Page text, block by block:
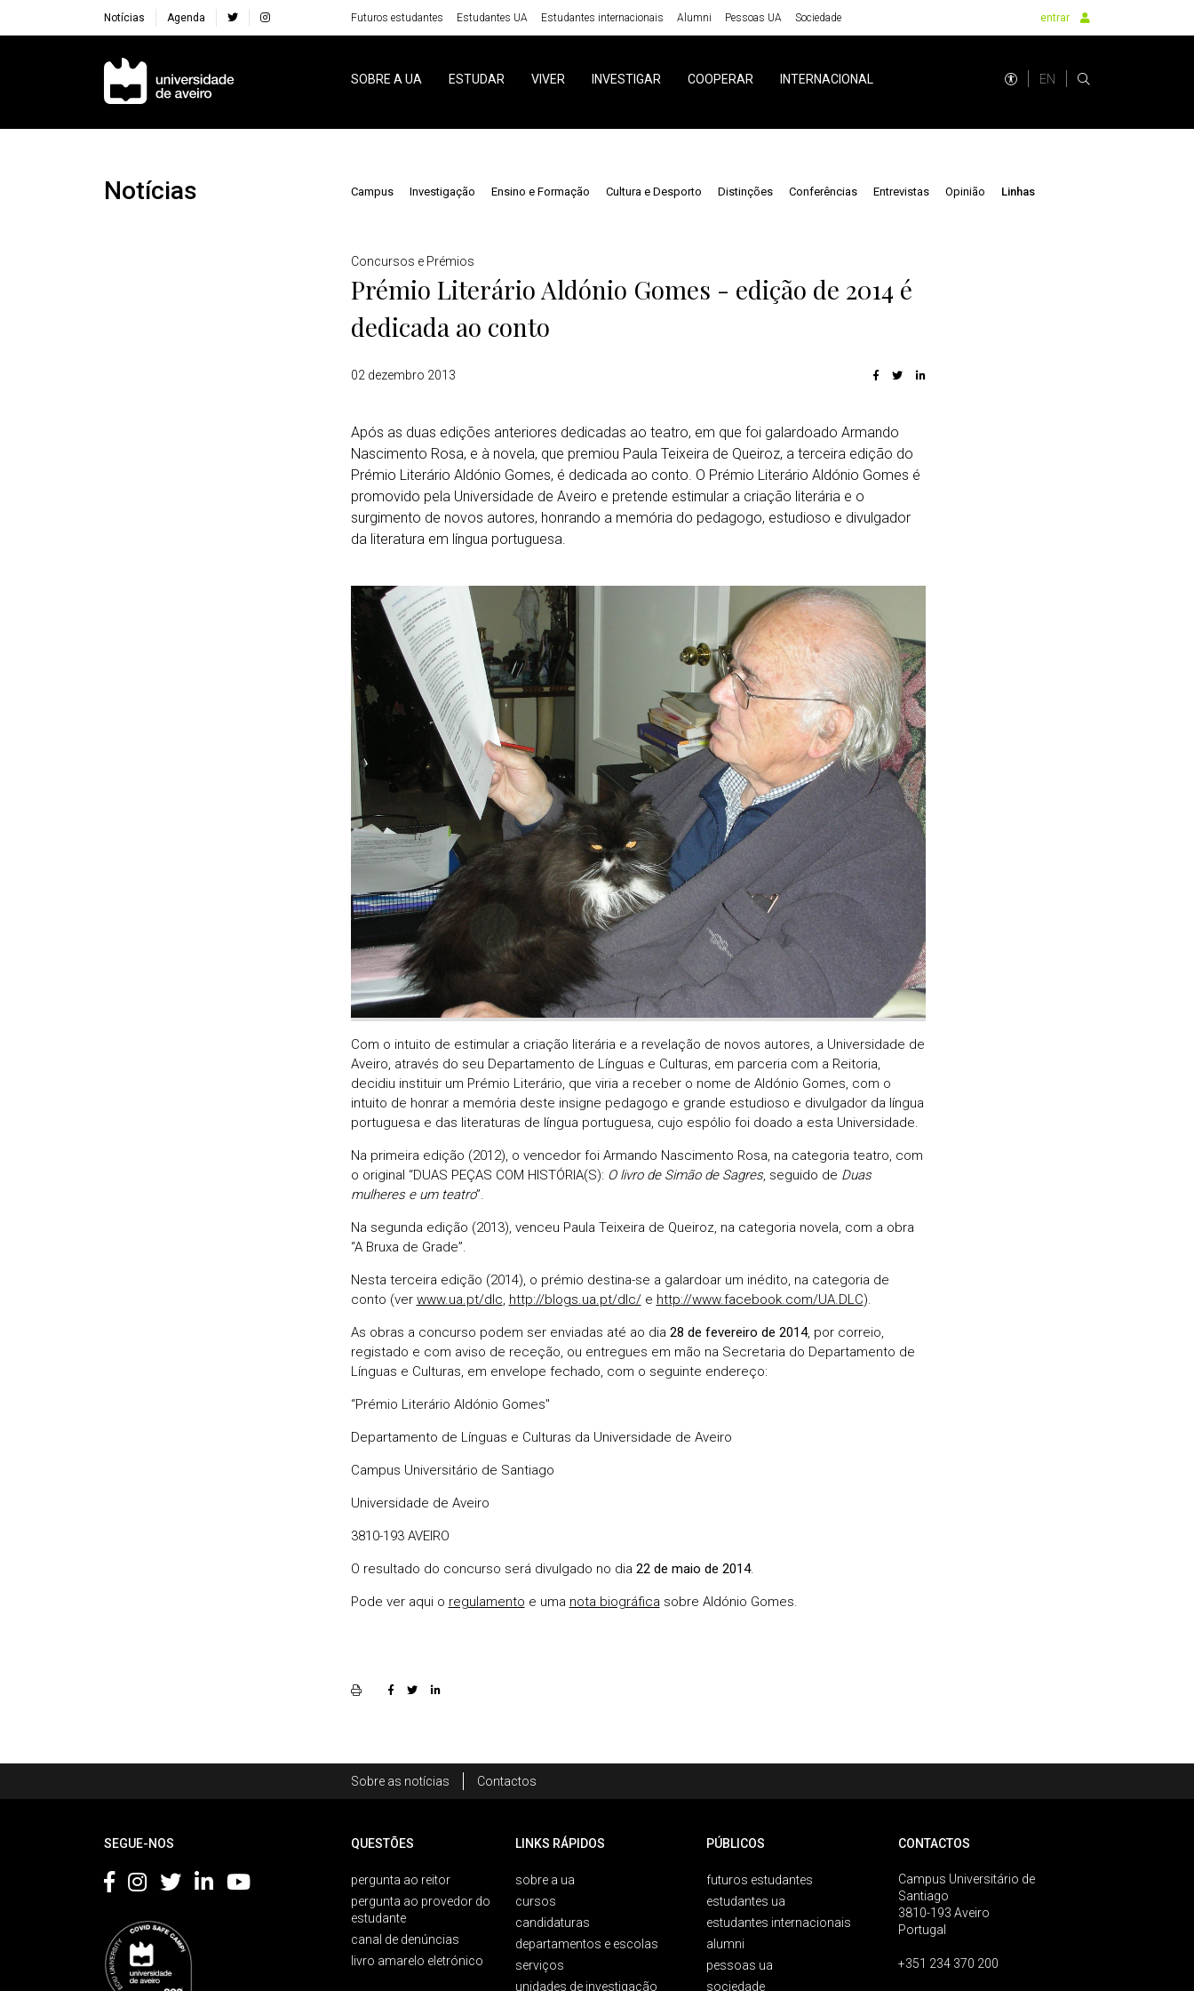
Notícias Agenda Futuros estudantes Estudantes UA Estudantes internacionais Alumni Pessoas UA Sociedade entrar
Navegação Principal
SOBRE A UA ESTUDAR VIVER INVESTIGAR COOPERAR INTERNACIONAL EN
Notícias Campus Investigação Ensino e Formação Cultura e Desporto Distinções Conferências Entrevistas Opinião Linhas
Concursos e Prémios
Prémio Literário Aldónio Gomes - edição de 2014 é
dedicada ao conto
02 dezembro 2013
Após as duas edições anteriores dedicadas ao teatro, em que foi galardoado Armando
Nascimento Rosa, e à novela, que premiou Paula Teixeira de Queiroz, a terceira edição do
Prémio Literário Aldónio Gomes, é dedicada ao conto. O Prémio Literário Aldónio Gomes é
promovido pela Universidade de Aveiro e pretende estimular a criação literária e o
surgimento de novos autores, honrando a memória do pedagogo, estudioso e divulgador
da literatura em língua portuguesa.
Com o intuito de estimular a criação literária e a revelação de novos autores, a Universidade de
Aveiro, através do seu Departamento de Línguas e Culturas, em parceria com a Reitoria,
decidiu instituir um Prémio Literário, que viria a receber o nome de Aldónio Gomes, com o
intuito de honrar a memória deste insigne pedagogo e grande estudioso e divulgador da língua
portuguesa e das literaturas de língua portuguesa, cujo espólio foi doado a esta Universidade.
Na primeira edição (2012), o vencedor foi Armando Nascimento Rosa, na categoria teatro, com
o original “DUAS PEÇAS COM HISTÓRIA(S): O livro de Simão de Sagres, seguido de Duas
mulheres e um teatro”.
Na segunda edição (2013), venceu Paula Teixeira de Queiroz, na categoria novela, com a obra
“A Bruxa de Grade”.
Nesta terceira edição (2014), o prémio destina-se a galardoar um inédito, na categoria de
conto (ver www.ua.pt/dlc, http://blogs.ua.pt/dlc/e http://www.facebook.com/UA.DLC).
As obras a concurso podem ser enviadas até ao dia 28 de fevereiro de 2014, por correio,
registado e com aviso de receção, ou entregues em mão na Secretaria do Departamento de
Línguas e Culturas, em envelope fechado, com o seguinte endereço:
“Prémio Literário Aldónio Gomes"
Departamento de Línguas e Culturas da Universidade de Aveiro
Campus Universitário de Santiago
Universidade de Aveiro
3810-193 AVEIRO
O resultado do concurso será divulgado no dia 22 de maio de 2014.
Pode ver aqui o regulamento e uma nota biográfica sobre Aldónio Gomes.
Sobre as notícias Contactos
SEGUE-NOS QUESTÕES
pergunta ao reitor
pergunta ao provedor do
estudante
canal de denúncias
livro amarelo eletrónico
LINKS RÁPIDOS
sobre a ua
cursos
candidaturas
departamentos e escolas
serviços
unidades de investigação
PÚBLICOS
futuros estudantes
estudantes ua
estudantes internacionais
alumni
pessoas ua
sociedade
CONTACTOS
Campus Universitário de
Santiago
3810-193 Aveiro
Portugal
+351 234 370 200